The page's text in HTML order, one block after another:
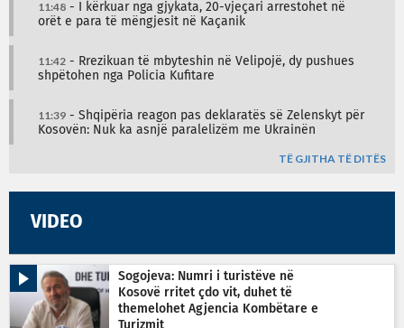
11:48 - I kërkuar nga gjykata, 20-vjeçari arrestohet në
orët e para të mëngjesit në Kaçanik
11:42 - Rrezikuan të mbyteshin në Velipojë, dy pushues
shpëtohen nga Policia Kufitare
11:39 - Shqipëria reagon pas deklaratës së Zelenskyt për
Kosovën: Nuk ka asnjë paralelizëm me Ukrainën
TË GJITHA TË DITËS
VIDEO
Sogojeva: Numri i turistëve në
Kosovë rritet çdo vit, duhet të
themelohet Agjencia Kombëtare e
Turizmit